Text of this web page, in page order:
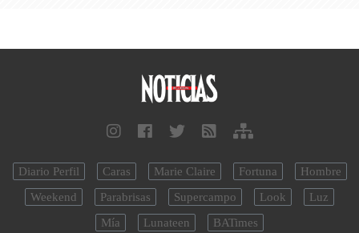
Diario Perfil Caras Marie Claire Fortuna
Hombre
Weekend
Parabrisas Supercampo Look
Luz
Mía
Lunateen BATimes